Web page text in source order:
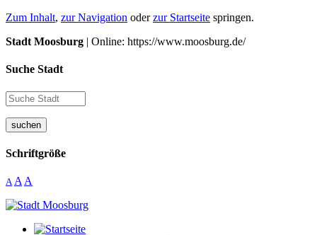
Zum Inhalt, zur Navigation oderzur Startseite springen.
Stadt Moosburg | Online: https://www.moosburg.de/
Suche Stadt
suchen
Schriftgröße
A A A